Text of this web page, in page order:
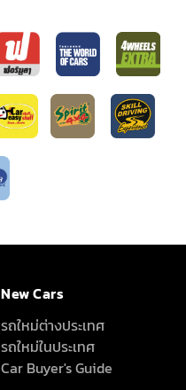
New Cars
รถใหม่ต่างประเทศ
รถใหม่ในประเทศ
Car Buyer's Guide